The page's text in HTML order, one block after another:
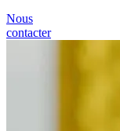
Nous
contacter